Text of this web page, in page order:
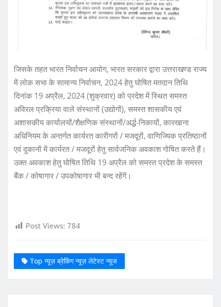
जिसके तहत भारत निर्वाचन आयोग, भारत सरकार द्वारा उत्तराखण्ड राज्य
में लोक सभा के सामान्य निर्वाचन, 2024 हेतु घोषित मतदान तिथि
दिनांक 19 अप्रैल, 2024 (शुक्रवार) को प्रदेश में स्थित समस्त
अविरल प्रक्रिया वाले संस्थानों (उद्योगों), समस्त शासकीय एवं
अशासकीय कार्यालयों/शैक्षणिक संस्थानों/अर्द्ध-निकायों, कारखाना
अधिनियम के अन्तर्गत कार्यरत कारीगरों / मजदूरों, वाणिज्यिक प्रतिष्ठानों
एवं दुकानों में कार्यरत / मजदूरों हेतु सार्वजनिक अवकाश गोषित करते हैं।
उक्त अवकाश हेतु घोषित तिथि 19 अप्रैल को समस्त प्रदेश के समस्त
बैंक / कोषागार / उपकोषागार भी बन्द रहेंगें।
Post Views: 784
Top न्यूज़ ब्रेकिंग न्यूज़ लेटेस्ट न्यूज